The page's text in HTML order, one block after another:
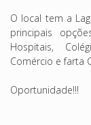
O local tem a
principais
Hospitais,
Comércio e farta
Oportunidade!!!